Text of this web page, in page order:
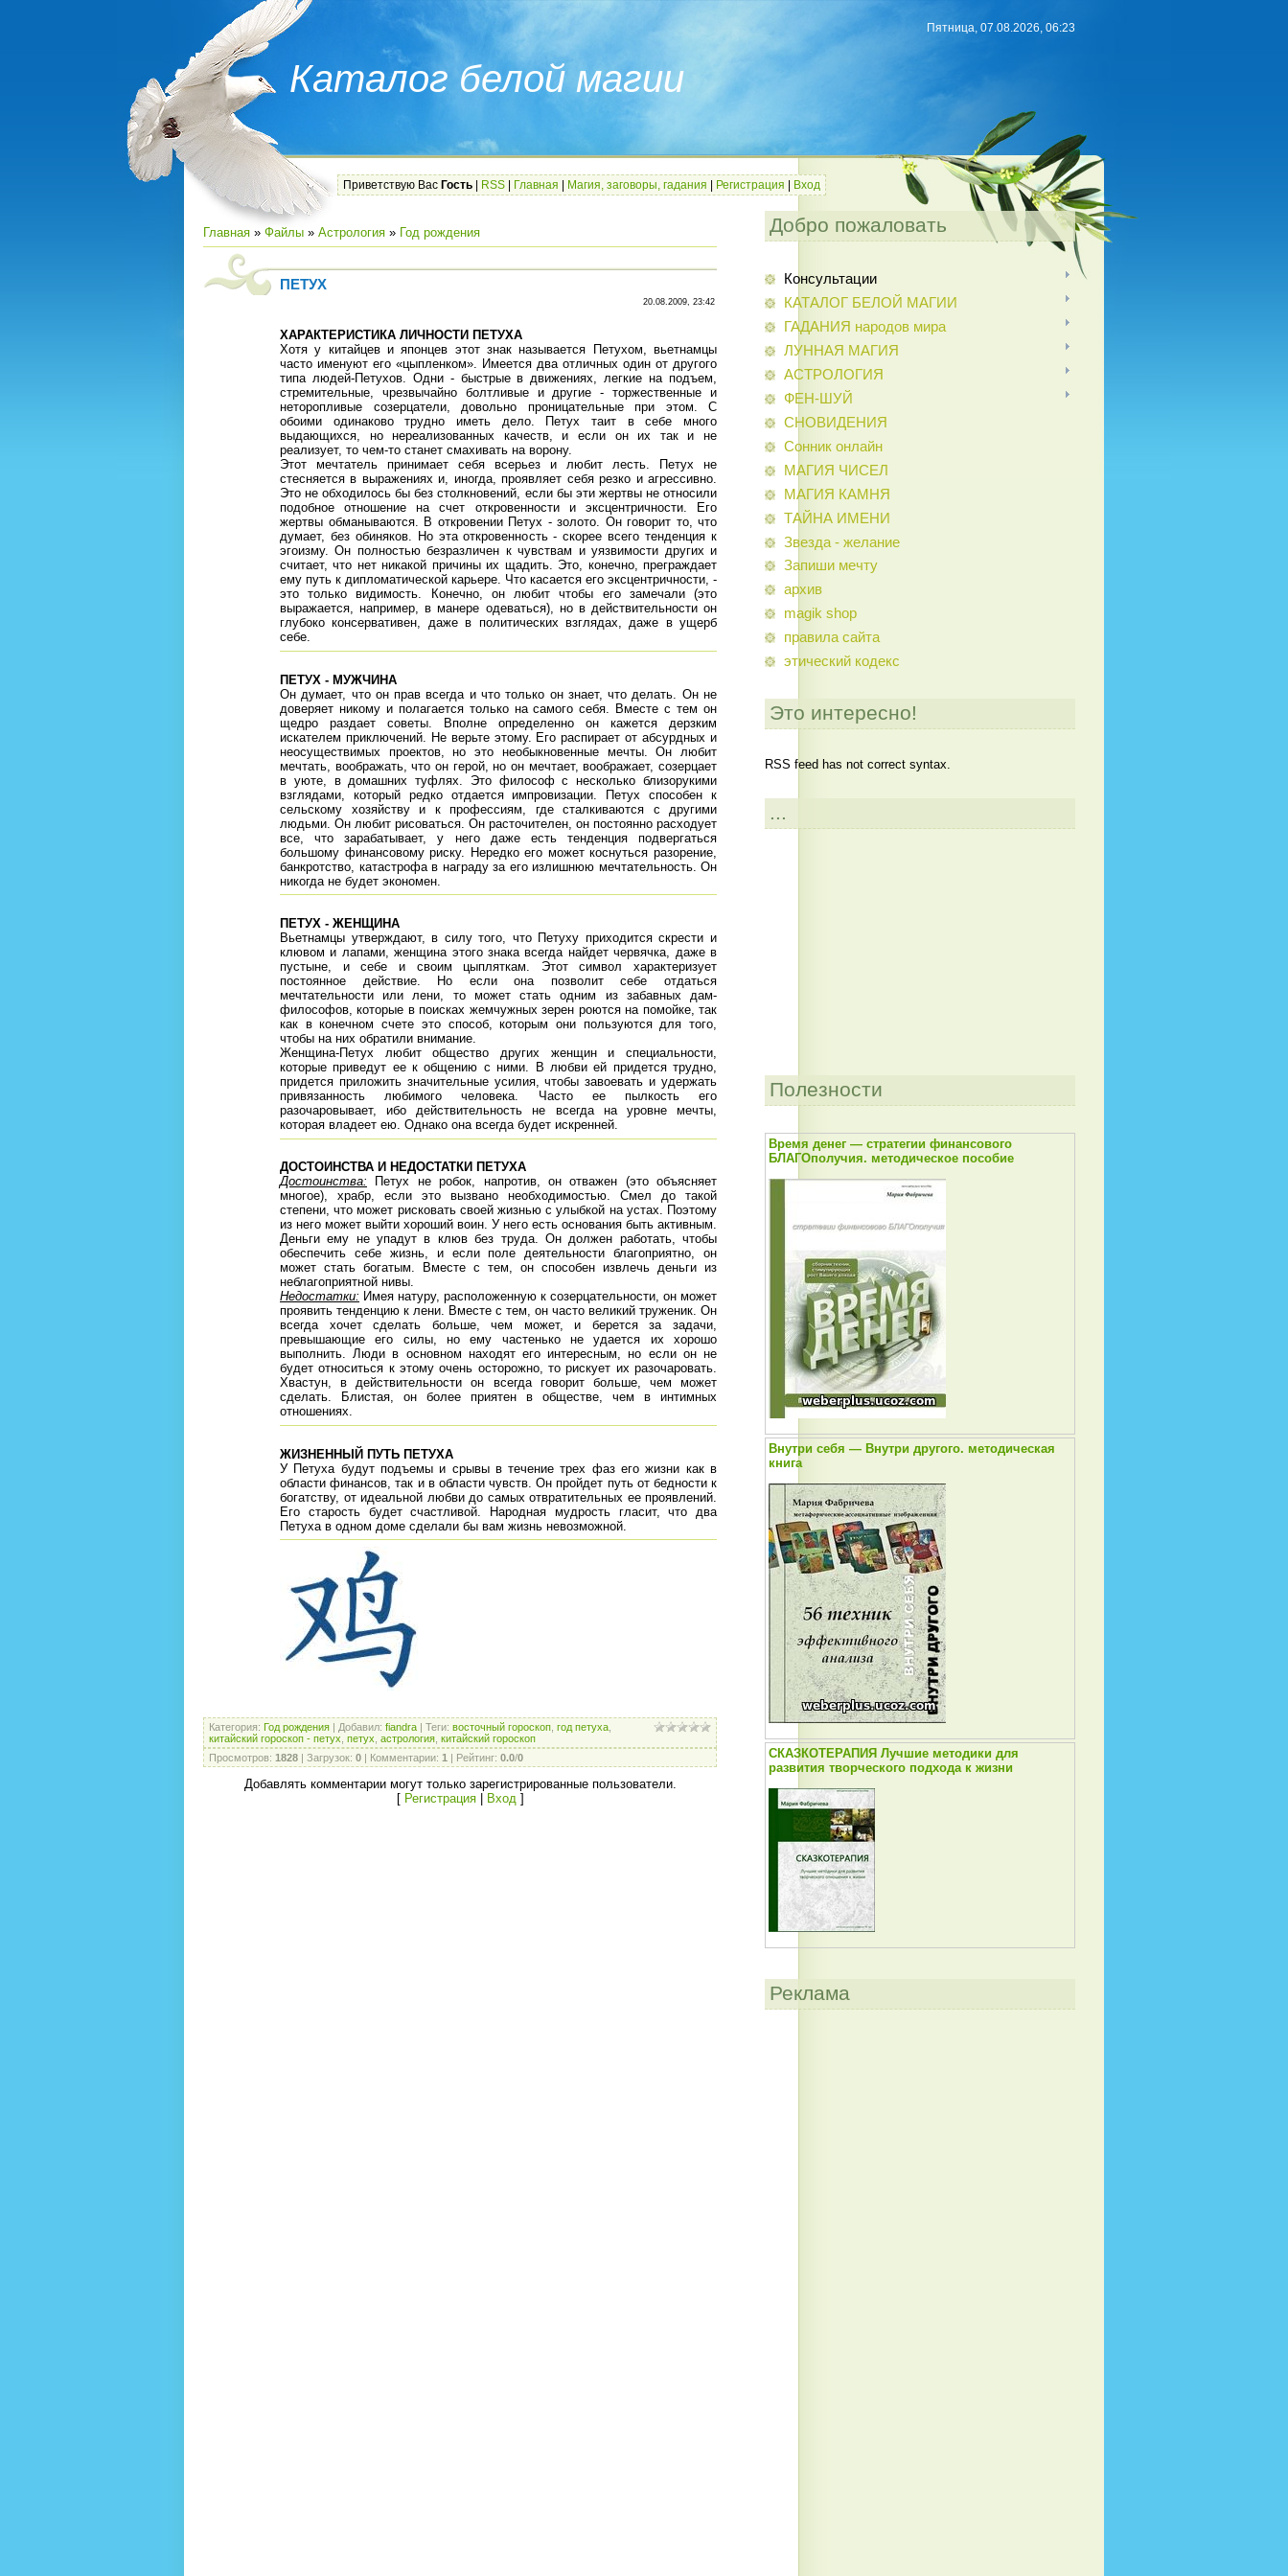
Каталог белой магии
Пятница, 07.08.2026, 06:23
Приветствую Вас Гость RSS Главная Магия, заговоры, гадания Регистрация Вход
Главная » Файлы » Астрология » Год рождения
ПЕТУХ
20.08.2009, 23:42
ХАРАКТЕРИСТИКА ЛИЧНОСТИ ПЕТУХА
Хотя у китайцев и японцев этот знак называется Петухом, вьетнамцы
часто именуют его «цыпленком». Имеется два отличных один от другого
типа людей-Петухов. Одни - быстрые в движениях, легкие на подъем,
стремительные, чрезвычайно болтливые и другие - торжественные и
неторопливые созерцатели, довольно проницательные при этом. С
обоими одинаково трудно иметь дело. Петух таит в себе много
выдающихся, но нереализованных качеств, и если он их так и не
реализует, то чем-то станет смахивать на ворону.
Этот мечтатель принимает себя всерьез и любит лесть. Петух не
стесняется в выражениях и, иногда, проявляет себя резко и агрессивно.
Это не обходилось бы без столкновений, если бы эти жертвы не относили
подобное отношение на счет откровенности и эксцентричности. Его
жертвы обманываются. В откровении Петух - золото. Он говорит то, что
думает, без обиняков. Но эта откровенность - скорее всего тенденция к
эгоизму. Он полностью безразличен к чувствам и уязвимости других и
считает, что нет никакой причины их щадить. Это, конечно, преграждает
ему путь к дипломатической карьере. Что касается его эксцентричности, -
это только видимость. Конечно, он любит чтобы его замечали (это
выражается, например, в манере одеваться), но в действительности он
глубоко консервативен, даже в политических взглядах, даже в ущерб
себе.
ПЕТУХ - МУЖЧИНА
Он думает, что он прав всегда и что только он знает, что делать. Он не
доверяет никому и полагается только на самого себя. Вместе с тем он
щедро раздает советы. Вполне определенно он кажется дерзким
искателем приключений. Не верьте этому. Его распирает от абсурдных и
неосуществимых проектов, но это необыкновенные мечты. Он любит
мечтать, воображать, что он герой, но он мечтает, воображает, созерцает
в уюте, в домашних туфлях. Это философ с несколько близорукими
взглядами, который редко отдается импровизации. Петух способен к
сельскому хозяйству и к профессиям, где сталкиваются с другими
людьми. Он любит рисоваться. Он расточителен, он постоянно расходует
все, что зарабатывает, у него даже есть тенденция подвергаться
большому финансовому риску. Нередко его может коснуться разорение,
банкротство, катастрофа в награду за его излишнюю мечтательность. Он
никогда не будет экономен.
ПЕТУХ - ЖЕНЩИНА
Вьетнамцы утверждают, в силу того, что Петуху приходится скрести и
клювом и лапами, женщина этого знака всегда найдет червячка, даже в
пустыне, и себе и своим цыпляткам. Этот символ характеризует
постоянное действие. Но если она позволит себе отдаться
мечтательности или лени, то может стать одним из забавных дам-
философов, которые в поисках жемчужных зерен роются на помойке, так
как в конечном счете это способ, которым они пользуются для того,
чтобы на них обратили внимание.
Женщина-Петух любит общество других женщин и специальности,
которые приведут ее к общению с ними. В любви ей придется трудно,
придется приложить значительные усилия, чтобы завоевать и удержать
привязанность любимого человека. Часто ее пылкость его
разочаровывает, ибо действительность не всегда на уровне мечты,
которая владеет ею. Однако она всегда будет искренней.
ДОСТОИНСТВА И НЕДОСТАТКИ ПЕТУХА
Достоинства: Петух не робок, напротив, он отважен (это объясняет
многое), храбр, если это вызвано необходимостью. Смел до такой
степени, что может рисковать своей жизнью с улыбкой на устах. Поэтому
из него может выйти хороший воин. У него есть основания быть активным.
Деньги ему не упадут в клюв без труда. Он должен работать, чтобы
обеспечить себе жизнь, и если поле деятельности благоприятно, он
может стать богатым. Вместе с тем, он способен извлечь деньги из
неблагоприятной нивы.
Недостатки: Имея натуру, расположенную к созерцательности, он может
проявить тенденцию к лени. Вместе с тем, он часто великий труженик. Он
всегда хочет сделать больше, чем может, и берется за задачи,
превышающие его силы, но ему частенько не удается их хорошо
выполнить. Люди в основном находят его интересным, но если он не
будет относиться к этому очень осторожно, то рискует их разочаровать.
Хвастун, в действительности он всегда говорит больше, чем может
сделать. Блистая, он более приятен в обществе, чем в интимных
отношениях.
ЖИЗНЕННЫЙ ПУТЬ ПЕТУХА
У Петуха будут подъемы и срывы в течение трех фаз его жизни как в
области финансов, так и в области чувств. Он пройдет путь от бедности к
богатству, от идеальной любви до самых отвратительных ее проявлений.
Его старость будет счастливой. Народная мудрость гласит, что два
Петуха в одном доме сделали бы вам жизнь невозможной.
Категория: Год рождения Добавил: fiandra Теги: восточный гороскоп год петуха
китайский гороскоп - петух петух астрология китайский гороскоп
Просмотров: 1828 Загрузок: 0 Комментарии: 1 Рейтинг: 0.0/0
Добавлять комментарии могут только зарегистрированные пользователи.
[ Регистрация| Вход]
Добро пожаловать
Консультации
КАТАЛОГ БЕЛОЙ МАГИИ
ГАДАНИЯ народов мира
ЛУННАЯ МАГИЯ
АСТРОЛОГИЯ
ФЕН-ШУЙ
СНОВИДЕНИЯ
Сонник онлайн
МАГИЯ ЧИСЕЛ
МАГИЯ КАМНЯ
ТАЙНА ИМЕНИ
Звезда - желание
Запиши мечту
архив
magik shop
правила сайта
этический кодекс
Это интересно!
RSS feed has not correct syntax.
...
Полезности
Время денег — стратегии финансового
БЛАГОполучия. методическое пособие
Внутри себя — Внутри другого. методическая
книга
СКАЗКОТЕРАПИЯ Лучшие методики для
развития творческого подхода к жизни
Реклама